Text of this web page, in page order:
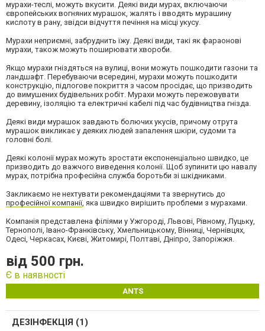
мурахи-теслі, можуть вкусити. Деякі види мурах, включаючи
європейських вогняних мурашок, жалять і вводять мурашину
кислоту в рану, звідси відчуття печіння на місці укусу.
Мурахи неприємні, забруднить їжу. Деякі види, такі як фараонові
мурахи, також можуть поширювати хвороби.
Якщо мурахи гніздяться на вулиці, вони можуть пошкодити газони та
ландшафт. Перебуваючи всередині, мурахи можуть пошкодити
конструкцію, підлогове покриття з часом просідає, що призводить
до вимушених будівельних робіт. Мурахи можуть пережовувати
деревину, ізоляцію та електричні кабелі під час будівництва гнізда.
Деякі види мурашок завдають болючих укусів, причому отрута
мурашок викликає у деяких людей запалення шкіри, судоми та
головні болі.
Деякі колонії мурах можуть зростати експоненціально швидко, це
призводить до важчого виведення колонії. Щоб зупинити цю навалу
мурах, потрібна професійна служба боротьби зі шкідниками.
Закликаємо не нехтувати рекомендаціями та звернутись до
професійної компанії, яка швидко вирішить проблеми з мурахами.
Компанія представлена філіями у Ужгороді, Львові, Рівному, Луцьку,
Тернополі, Івано-Франківську, Хмельницькому, Вінниці, Чернівцях,
Одесі, Черкасах, Києві, Житомирі, Полтаві, Дніпро, Запоріжжя.
від 500 грн.
Є в наявності
ANTS
ДЕЗІНФЕКЦІЯ (1)